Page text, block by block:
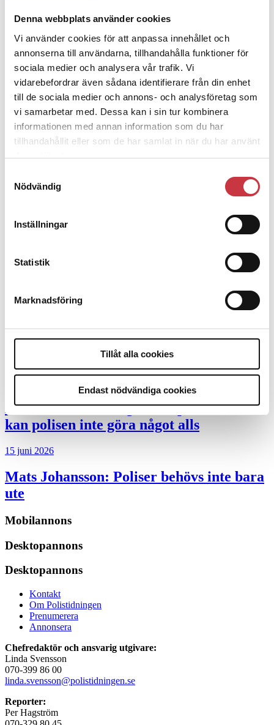
Denna webbplats använder cookies
Vi använder cookies för att anpassa innehållet och
annonserna till användarna, tillhandahålla funktioner för
sociala medier och analysera vår trafik. Vi
vidarebefordrar även sådana identifierare från din enhet
till de sociala medier och annons- och analysföretag som
vi samarbetar med. Dessa kan i sin tur kombinera
informationen med annan information som du har
tillhandahållit eller som de har samlat in när du har använt
deras tjänster.
Nödvändig
Inställningar
Statistik
Marknadsföring
Tillåt alla cookies
Endast nödvändiga cookies
1 juni 2026
Jens Mårtensson:Snart 20 år i tjänst – nu
ska han lära sig grunderna
4 juni 2026
Polisregionen erkänner fel: ”Kommer att
rättas till”
Mobilannons
Desktopannnons
9 juli 2026
Slutreplik:
kunskapsstyrning – inte om forskarnas
Replik:Det är inte evidenskrav som
bakbinder polisen
Debatt:Med för höga krav på evidens
kan polisen inte göra något alls
15 juni 2026
Mats Johansson: Poliser behövs inte bara
ute
Mobilannons
Desktopannons
Desktopannons
Kontakt
Om Polistidningen
Prenumerera
Annonsera
Chefredaktör och ansvarig utgivare:
Linda Svensson
070-399 86 00
linda.svensson@polistidningen.se
Reporter:
Per Hagström